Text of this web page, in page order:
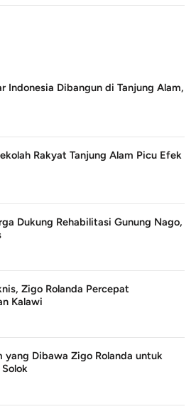
Indonesia Dibangun di Tanjung Alam,
Rakyat Tanjung Alam Picu Efek
Dukung Rehabilitasi Gunung Nago,
Zigo Rolanda Percepat
Kalawi
yang Dibawa Zigo Rolanda untuk